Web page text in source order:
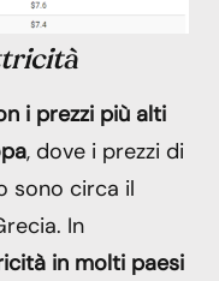
i prezzi più alti
, dove i prezzi di
sono circa il
In
in molti paesi